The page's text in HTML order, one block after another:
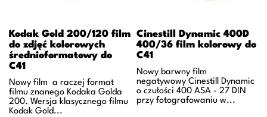
Kodak Gold 200/120 film
do zdjęć kolorowych
średnioformatowy do
C41
Nowy film a raczej format
filmu znanego Kodaka Golda
200. Wersja klasycznego filmu
Kodak Gold...
Cinestill Dynamic 400D
400/36 film kolorowy do
C41
Nowy barwny film
negatywowy Cinestill Dynamic
o czułości 400 ASA - 27 DIN
przy fotografowaniu w...